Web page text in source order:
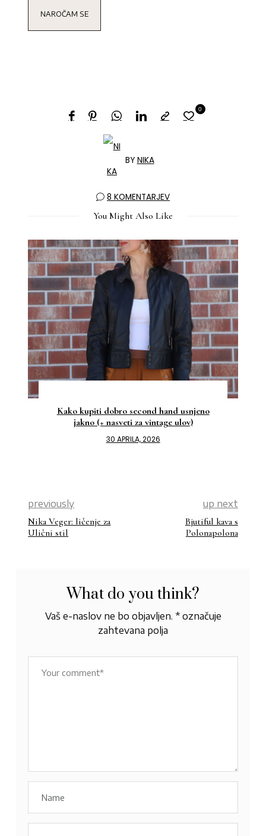
BY NIKA
0
8 KOMENTARJEV
You Might Also Like
Kako kupiti dobro second hand usnjeno
jakno (+ nasveti za vintage ulov)
30 APRILA, 2026
previously
Nika Veger: ličenje za
Ulični stil
up next
Bjutiful kava s
Polonapolona
What do you think?
Vaš e-naslov ne bo objavljen. *označuje
zahtevana polja